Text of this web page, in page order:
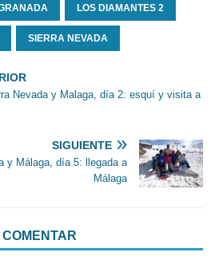
LOS DIAMANTES 2
SIERRA NEVADA
Nevada y Malaga, día 2: esquí y visita a
SIGUIENTE
y Málaga, día 5: llegada a
Málaga